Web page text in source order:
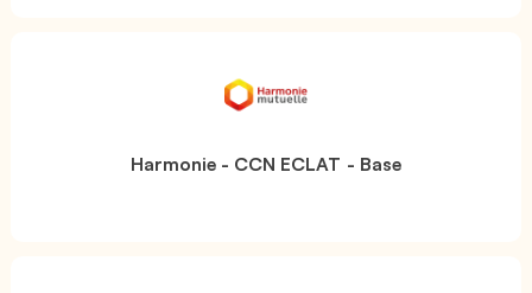
Harmonie - CCN ECLAT - Base